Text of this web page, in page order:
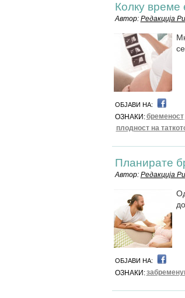
Колку време
Автор: Редакција
ОБЈАВИ НА:
ОЗНАКИ:бременост
плодност на
Планирате
Автор: Редакција
ОБЈАВИ НА:
ОЗНАКИ: